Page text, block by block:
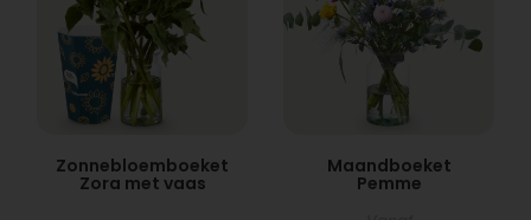
Zonnebloemboeket
Zora met vaas
Maandboeket
Pemme